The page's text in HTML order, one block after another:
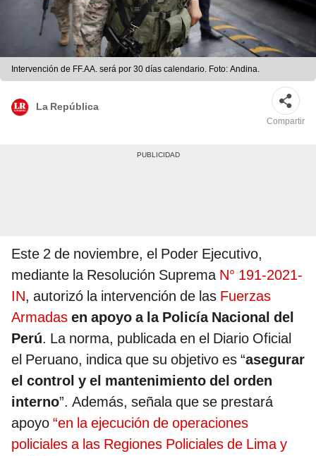
Intervención de FF.AA. será por 30 días calendario. Foto: Andina.
La República
Compartir
Este 2 de noviembre, el Poder Ejecutivo,
mediante la Resolución Suprema N° 191-2021-
IN, autorizó la intervención de las Fuerzas
Armadas en apoyo a la Policía Nacional del
Perú. La norma, publicada en el Diario Oficial
el Peruano, indica que su objetivo es “asegurar
el control y el mantenimiento del orden
interno”. Además, señala que se prestará
apoyo “en la ejecución de operaciones
policiales a las Regiones Policiales de Lima y